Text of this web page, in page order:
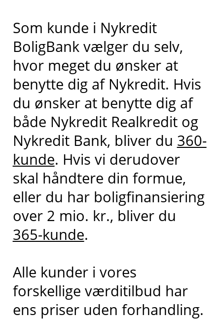
Som kunde i Nykredit
BoligBank vælger du selv,
hvor meget du ønsker at
benytte dig af Nykredit. Hvis
du ønsker at benytte dig af
både Nykredit Realkredit og
Nykredit Bank, bliver du 360-
kunde. Hvis vi derudover
skal håndtere din formue,
eller du har boligfinansiering
over 2 mio. kr., bliver du
365-kunde.
Alle kunder i vores
forskellige værditilbud har
ens priser uden forhandling.